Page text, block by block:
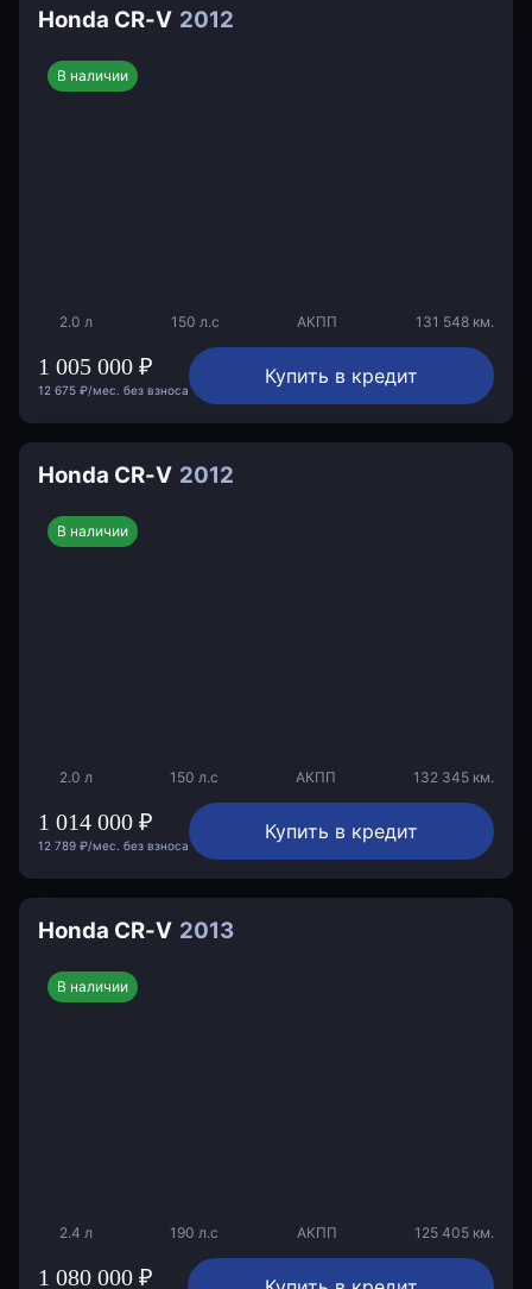
Honda CR-V 2012
2.0 л 150 л.с АКПП 131 548 км.
В наличии
Купить в кредит
1 005 000 ₽
12 675 ₽/мес. без взноса
Honda CR-V 2012
2.0 л 150 л.с АКПП 132 345 км.
В наличии
Купить в кредит
1 014 000 ₽
12 789 ₽/мес. без взноса
Honda CR-V 2013
2.4 л 190 л.с АКПП 125 405 км.
В наличии
1 080 000 ₽